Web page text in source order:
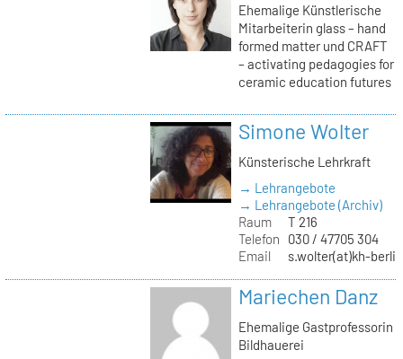
Ehemalige Künstlerische
Mitarbeiterin glass – hand
formed matter und CRAFT
– activating pedagogies for
ceramic education futures
Simone Wolter
Künsterische Lehrkraft
→ Lehrangebote
→ Lehrangebote (Archiv)
Raum
T 216
Telefon
030 / 47705 304
Email
s.wolter(at)kh-
Mariechen Danz
Ehemalige Gastprofessorin
Bildhauerei